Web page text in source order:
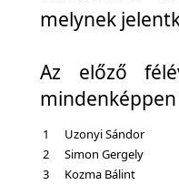
melynek
Az előző
1
Uzonyi Sándor
2
Simon Gergely
3
Kozma Bálint